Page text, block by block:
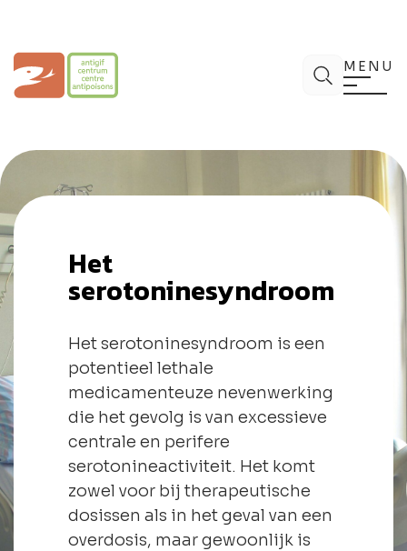
inhoud
Antigifcentrum ZoekMENU
Het
serotoninesyndroom
Het serotoninesyndroom is een
potentieel lethale
medicamenteuze nevenwerking
die het gevolg is van excessieve
centrale en perifere
serotonineactiviteit. Het komt
zowel voor bij therapeutische
dosissen als in het geval van een
overdosis, maar gewoonlijk is